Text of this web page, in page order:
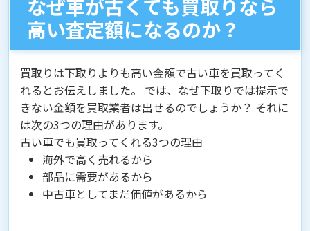
なぜ車が古くても買取りなら
高い査定額になるのか？
買取りは下取りよりも高い金額で古い車を買取ってく
れるとお伝えしました。 では、なぜ下取りでは提示で
きない金額を買取業者は出せるのでしょうか？ それに
は次の3つの理由があります。
古い車でも買取ってくれる3つの理由
海外で高く売れるから
部品に需要があるから
中古車としてまだ価値があるから